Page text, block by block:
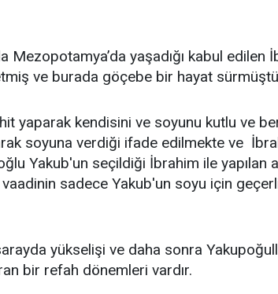
Mezopotamya’da yaşadığı kabul edilen
ve burada göçebe bir hayat
yaparak kendisini ve soyunu kutlu ve
soyuna verdiği ifade edilmekte ve
oğlu Yakub'un seçildiği İbrahim ile yapılan
vaadinin sadece Yakub'un soyu için
yükselişi ve daha sonra
bir refah dönemleri vardır.